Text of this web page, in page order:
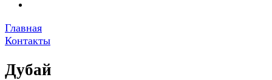
Главная
Контакты
Дубай